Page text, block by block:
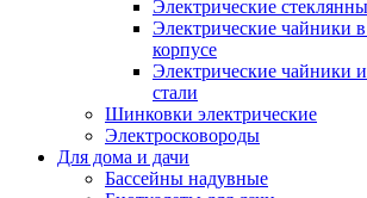
Электрические
Электрические чайники
корпусе
Электрические чайники
стали
Шинковки электрические
Электросковороды
Для дома и дачи
Бассейны надувные